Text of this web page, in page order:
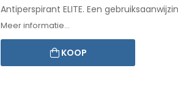
Antiperspirant ELITE. Een
Meer informatie...
KOOP